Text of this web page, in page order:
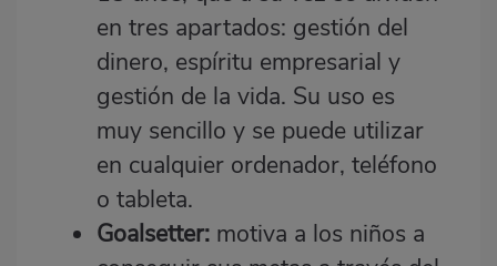
en tres apartados: gestión del
dinero, espíritu empresarial y
gestión de la vida. Su uso es
muy sencillo y se puede utilizar
en cualquier ordenador, teléfono
o tableta.
Goalsetter: motiva a los niños a